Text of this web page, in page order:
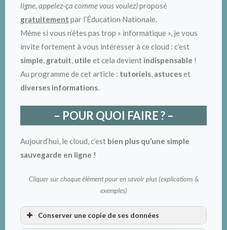
ligne, appelez-ça comme vous voulez)proposé
gratuitement par l’Éducation Nationale.
Même si vous n’êtes pas trop « informatique », je vous
invite fortement à vous intéresser à ce cloud : c’est
simple gratuit utile et cela devient indispensable !
Au programme de cet article : tutoriels astuceset
diverses informations
– POUR QUOI FAIRE ? –
Aujourd’hui, le cloud, c’est bien plus qu’une simple
sauvegarde en ligne !
Cliquer sur chaque élément pour en savoir plus (explications &
exemples)
Conserver une copie de ses données